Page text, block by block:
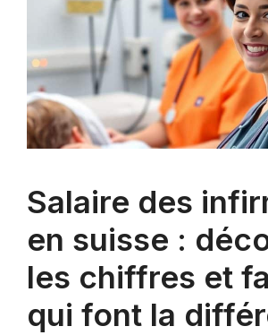
Salaire des
en suisse :
les chiffres et
qui font la